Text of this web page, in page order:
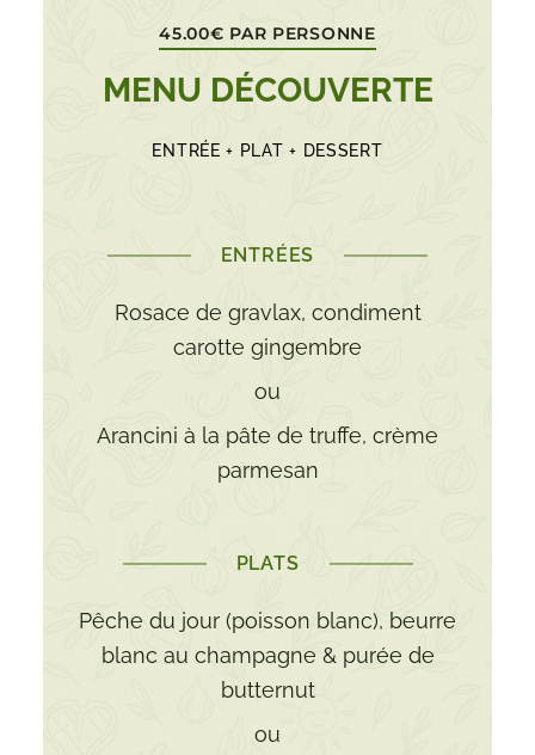
45.00€ PAR PERSONNE
MENU DÉCOUVERTE
ENTRÉE + PLAT + DESSERT
ENTRÉES
Rosace de gravlax, condiment
carotte gingembre
ou
Arancini à la pâte de truffe, crème
parmesan
PLATS
Pêche du jour (poisson blanc), beurre
blanc au champagne & purée de
butternut
ou